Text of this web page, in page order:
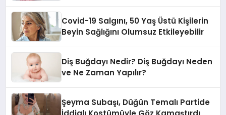
Covid-19 Salgını, 50 Yaş Üstü Kişilerin
Beyin Sağlığını Olumsuz Etkileyebilir
Diş Buğdayı Nedir? Diş Buğdayı Neden
ve Ne Zaman Yapılır?
Şeyma Subaşı, Düğün Temalı Partide